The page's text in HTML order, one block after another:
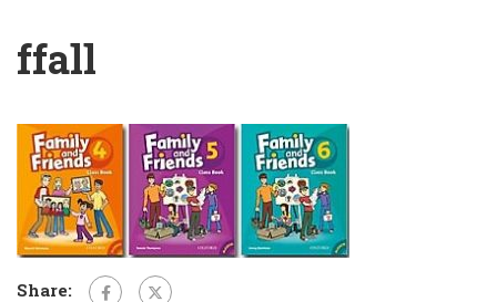
ffall
Share: